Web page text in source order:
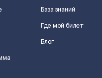
База знаний
Где мой билет
Блог